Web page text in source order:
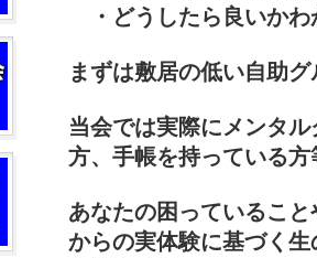
・どうしたら良いかわ
まずは敷居の低い自助
当会では実際にメンタ
方、手帳を持っている
あなたの困っているこ
からの実体験に基づく